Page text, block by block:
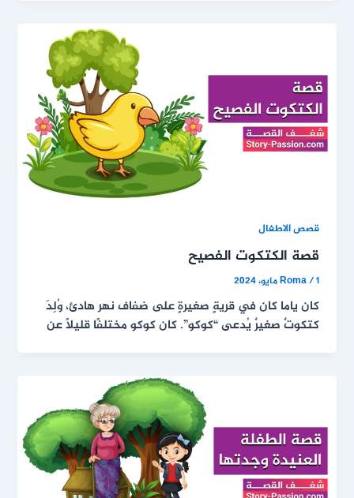
قصص الاطفال
قصة الكتكوت الفصيح
Roma/1 مايو، 2024
كان ياما كان في قريةٍ صغيرةٍ على ضفاف نهر هادئ، وُلِدَ
كتكوتٌ صغيرٌ يُدعى “كوكو”. كان كوكو مختلفًا قليلًا عن